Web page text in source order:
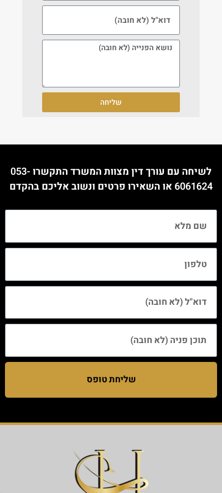
שליחה
לשיחה עם עורך דין מצוות המשרד התקשרו053-
6061624 או השאירו פרטים ונשוב אליכם בהקדם
שליחת טופס